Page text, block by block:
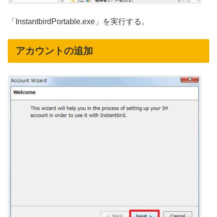
「InstantbirdPortable.exe」を実行する。
アカウントの追加